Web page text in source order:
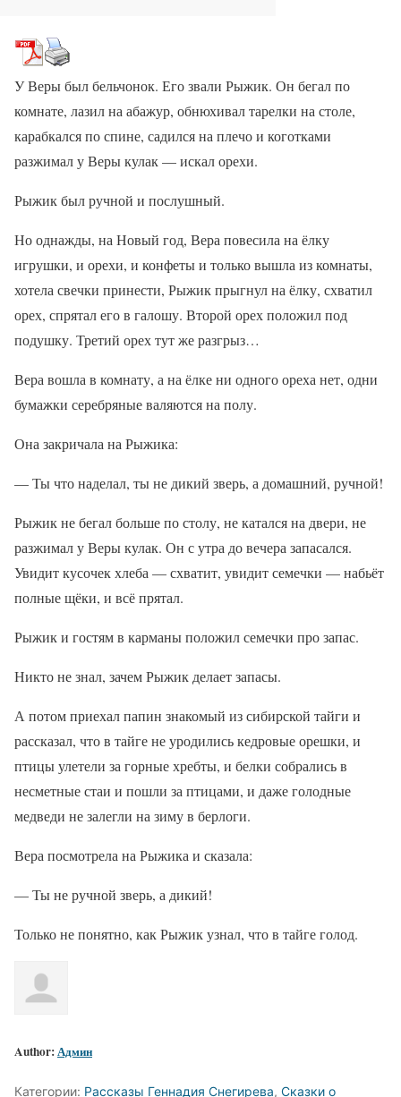
У Веры был бельчонок. Его звали Рыжик. Он бегал по
комнате, лазил на абажур, обнюхивал тарелки на столе,
карабкался по спине, садился на плечо и коготками
разжимал у Веры кулак — искал орехи.
Рыжик был ручной и послушный.
Но однажды, на Новый год, Вера повесила на ёлку
игрушки, и орехи, и конфеты и только вышла из комнаты,
хотела свечки принести, Рыжик прыгнул на ёлку, схватил
орех, спрятал его в галошу. Второй орех положил под
подушку. Третий орех тут же разгрыз…
Вера вошла в комнату, а на ёлке ни одного ореха нет, одни
бумажки серебряные валяются на полу.
Она закричала на Рыжика:
— Ты что наделал, ты не дикий зверь, а домашний, ручной!
Рыжик не бегал больше по столу, не катался на двери, не
разжимал у Веры кулак. Он с утра до вечера запасался.
Увидит кусочек хлеба — схватит, увидит семечки — набьёт
полные щёки, и всё прятал.
Рыжик и гостям в карманы положил семечки про запас.
Никто не знал, зачем Рыжик делает запасы.
А потом приехал папин знакомый из сибирской тайги и
рассказал, что в тайге не уродились кедровые орешки, и
птицы улетели за горные хребты, и белки собрались в
несметные стаи и пошли за птицами, и даже голодные
медведи не залегли на зиму в берлоги.
Вера посмотрела на Рыжика и сказала:
— Ты не ручной зверь, а дикий!
Только не понятно, как Рыжик узнал, что в тайге голод.
Author:Админ
Категории: Рассказы Геннадия Снегирева, Сказки о